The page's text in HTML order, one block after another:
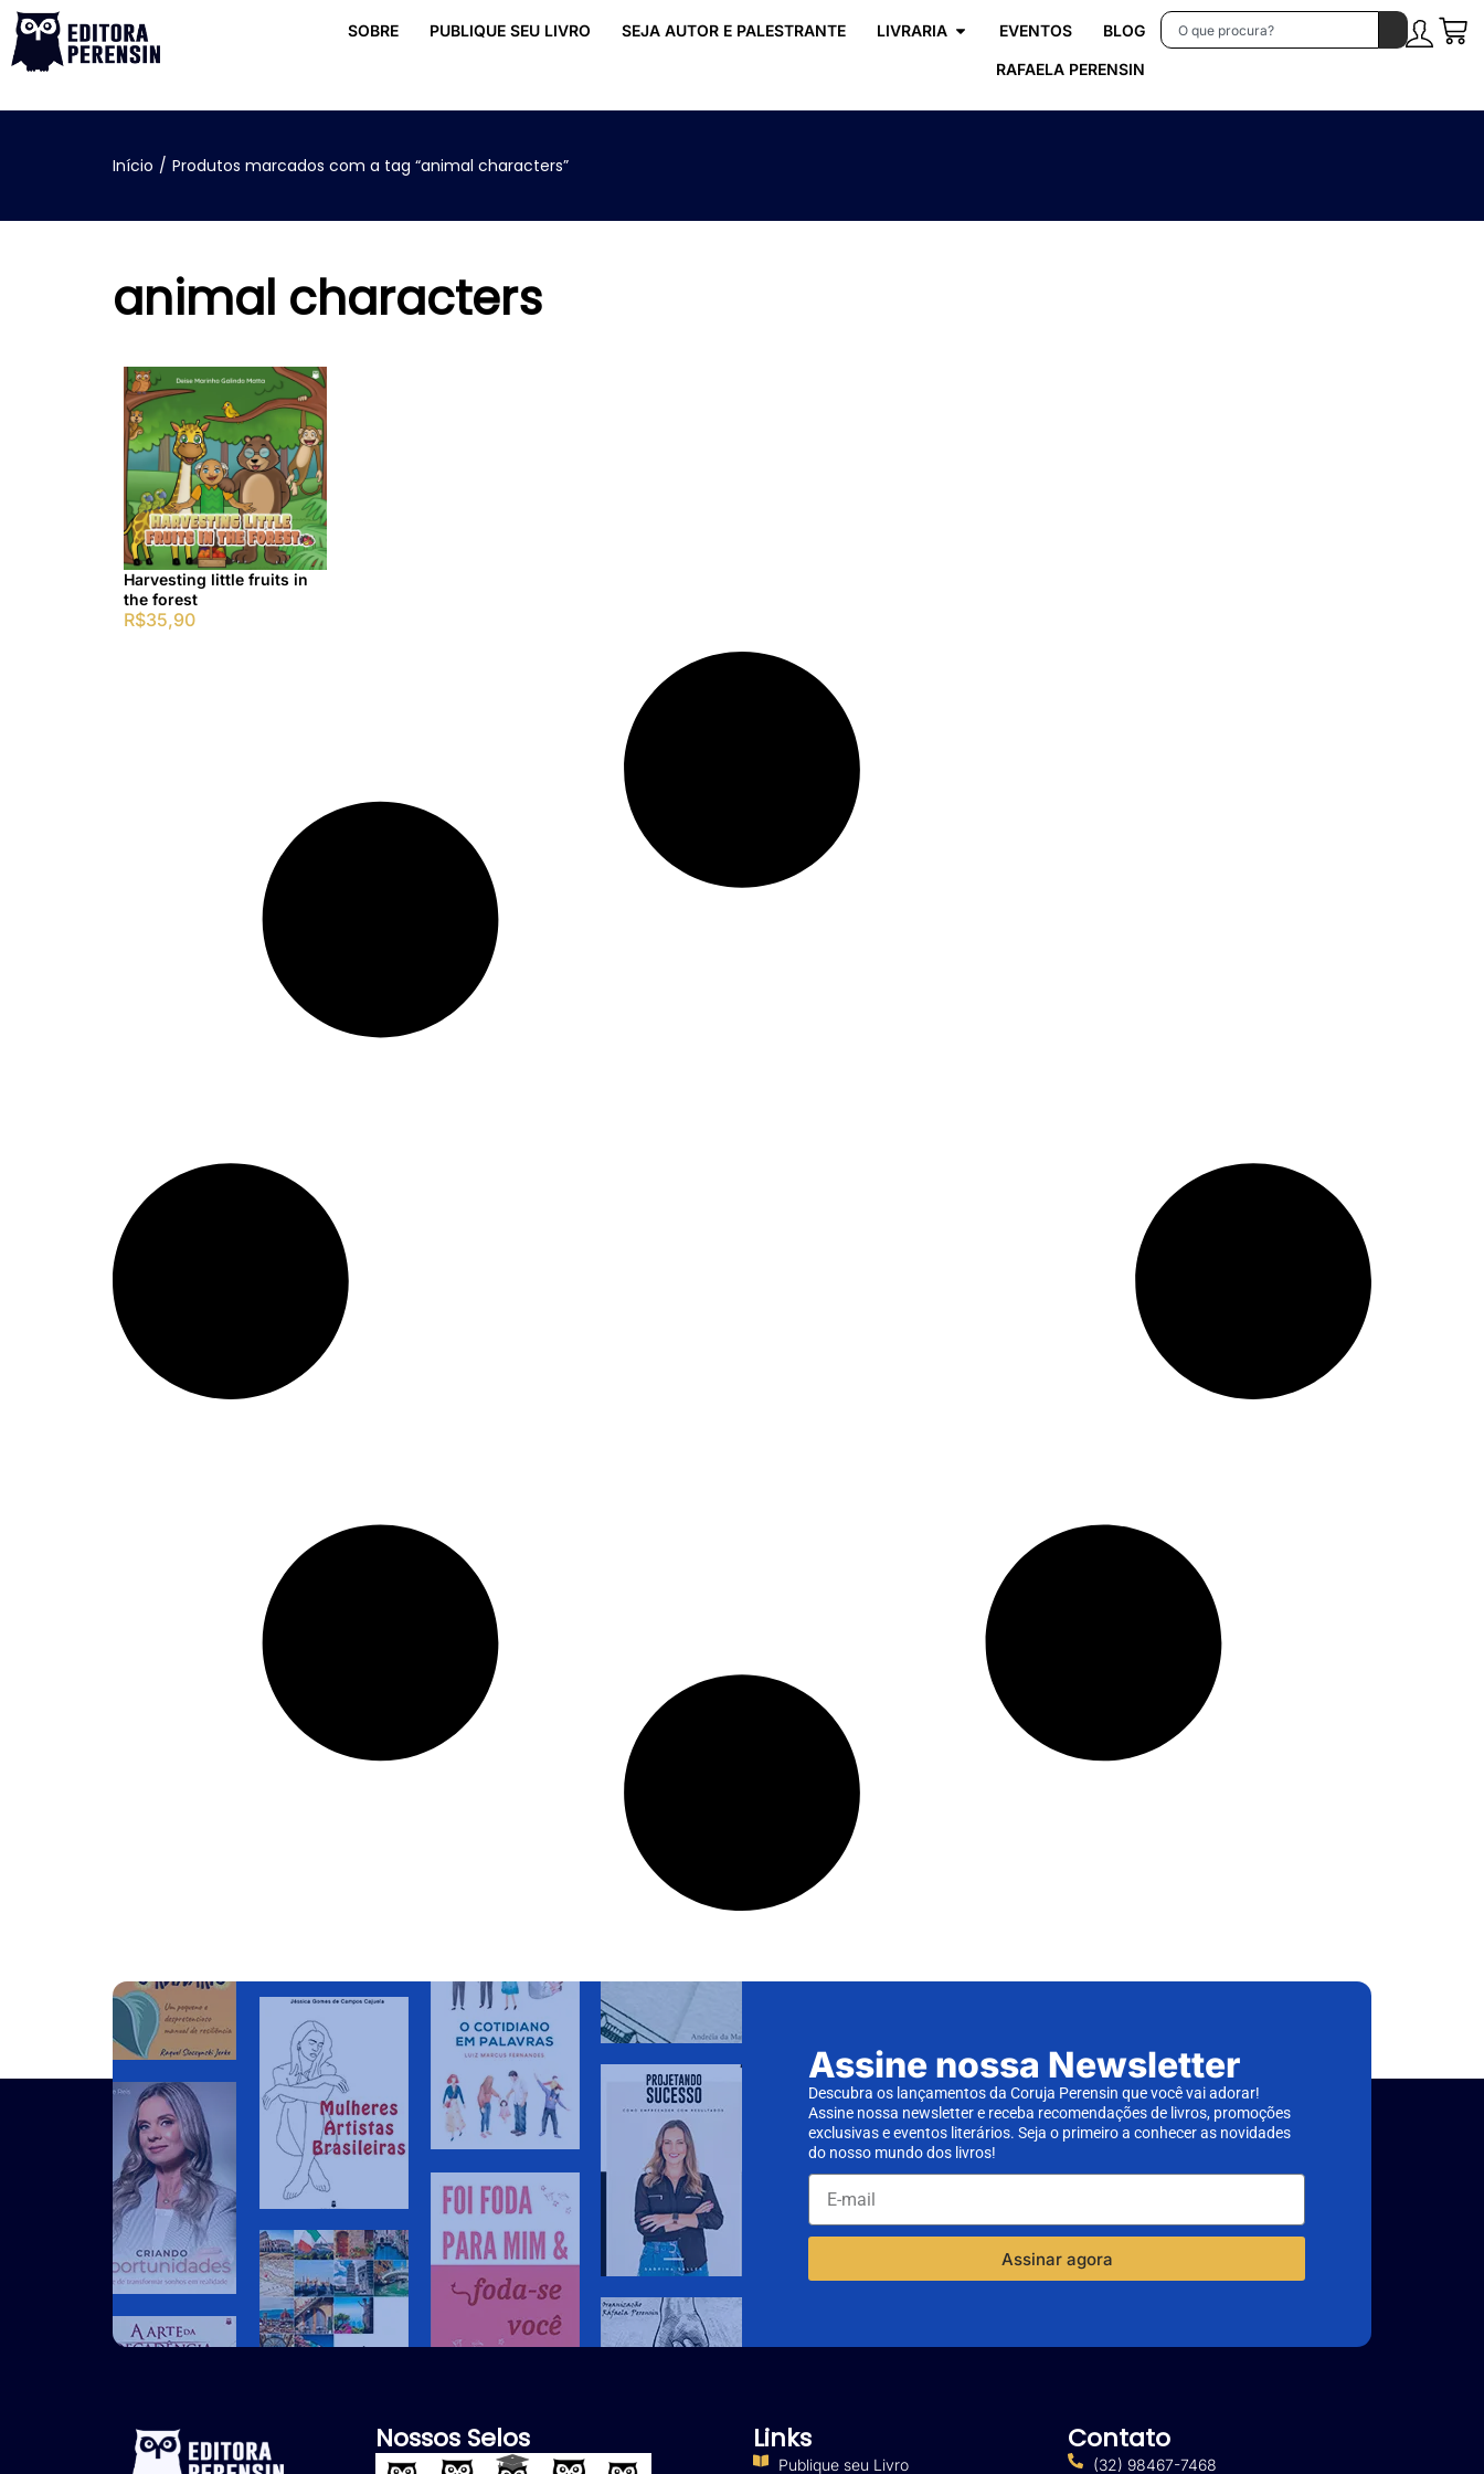
SOBRE PUBLIQUE SEU LIVRO SEJA AUTOR E PALESTRANTE LIVRARIA EVENTOS BLOG
RAFAELA PERENSIN
Início / Produtos marcados com a tag “animal characters”
animal characters
Harvesting little fruits in
the forest
R$35,90
Assine nossa Newsletter
Descubra os lançamentos da Coruja Perensin que você vai adorar!
Assine nossa newsletter e receba recomendações de livros, promoções
exclusivas e eventos literários. Seja o primeiro a conhecer as novidades
do nosso mundo dos livros!
Assinar agora
Nossos Selos Links
Publique seu Livro
Contato
(32) 98467-7468